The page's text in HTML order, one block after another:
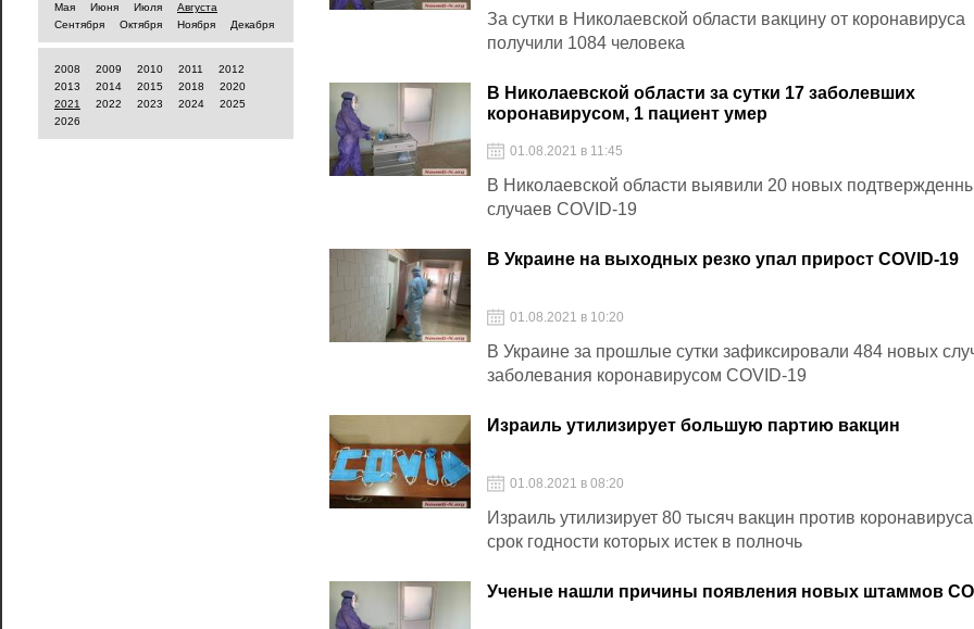
Мая
Июня Июля
Августа
Сентября
Октября Ноября Декабря
2008 2009 2010 2011
2012
2013
2014 2015 2018
2020
2021
2022 2023 2024
2025
2026
За сутки в Николаевской области вакцину от коронавируса
получили 1084 человека
В Николаевской области за сутки 17 заболевших
коронавирусом, 1 пациент умер
01.08.2021 в 11:45
В Николаевской области выявили 20 новых
случаев COVID-19
В Украине на выходных резко упал прирост COVID-19
01.08.2021 в 10:20
В Украине за прошлые сутки зафиксировали 484 новых
заболевания коронавирусом COVID-19
Израиль утилизирует большую партию вакцин
01.08.2021 в 08:20
Израиль утилизирует 80 тысяч вакцин против
срок годности которых истек в полночь
Ученые нашли причины появления новых штаммов